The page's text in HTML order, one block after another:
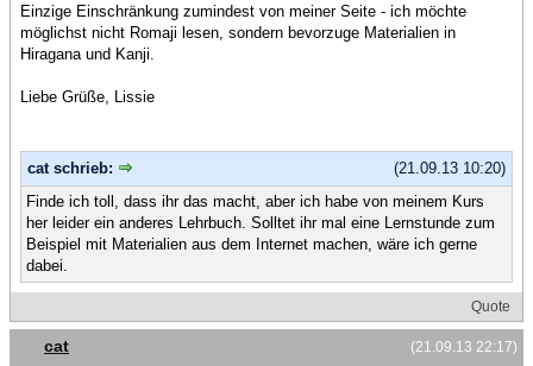
Einzige Einschränkung zumindest von meiner Seite - ich möchte
möglichst nicht Romaji lesen, sondern bevorzuge Materialien in
Hiragana und Kanji.
Liebe Grüße, Lissie
(21.09.13 10:20)
cat schrieb:
Finde ich toll, dass ihr das macht, aber ich habe von meinem Kurs
her leider ein anderes Lehrbuch. Solltet ihr mal eine Lernstunde zum
Beispiel mit Materialien aus dem Internet machen, wäre ich gerne
dabei.
Quote
(21.09.13 22:17)
cat